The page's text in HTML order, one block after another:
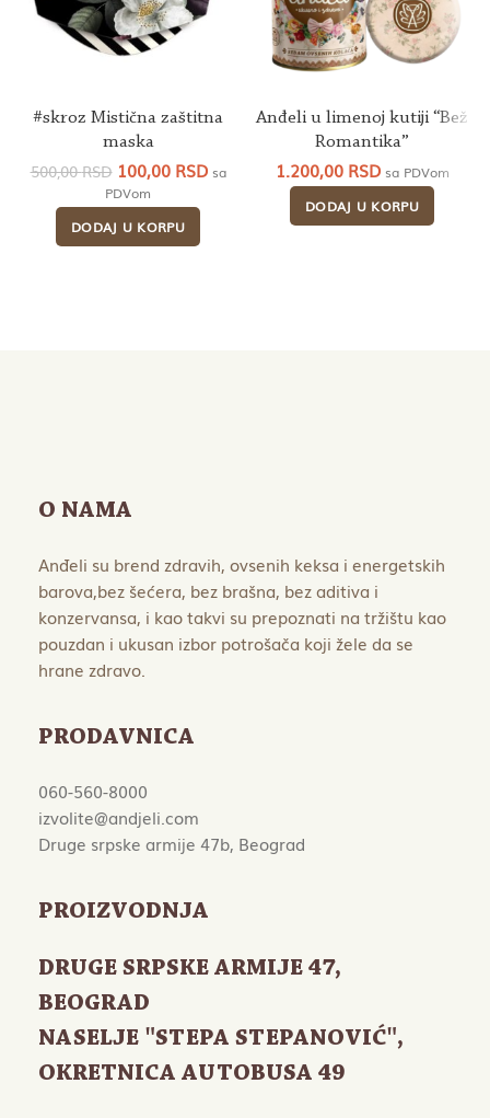
#skroz Mistična zaštitna
maska
500,00RSD Originalna
cena
je
bila:
500,00 RSD.
100,00 RSDTrenutna
100,00 RSD.
sa
PDVom
DODAJ U KORPU
Anđeli u limenoj kutiji “Bež
Romantika”
1.200,00 RSD sa PDVom
DODAJ U KORPU
O NAMA
Anđeli su brend zdravih, ovsenih keksa i energetskih
barova,bez šećera, bez brašna, bez aditiva i
konzervansa, i kao takvi su prepoznati na tržištu kao
pouzdan i ukusan izbor potrošača koji žele da se
hrane zdravo.
PRODAVNICA
060-560-8000
izvolite@andjeli.com
Druge srpske armije 47b, Beograd
PROIZVODNJA
DRUGE SRPSKE ARMIJE 47,
BEOGRAD
NASELJE "STEPA STEPANOVIĆ",
OKRETNICA AUTOBUSA 49